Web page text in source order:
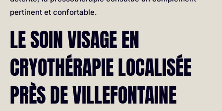
pertinent et confortable.
LE SOIN VISAGE EN
CRYOTHÉRAPIE LOCALISÉE
PRÈS DE VILLEFONTAINE